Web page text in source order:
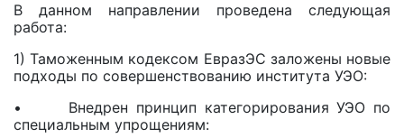
В данном направлении проведена следующая
работа:
1) Таможенным кодексом ЕвразЭС заложены новые
подходы по совершенствованию института УЭО:
• Внедрен принцип категорирования УЭО по
специальным упрощениям: